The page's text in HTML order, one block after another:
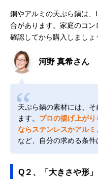
銅やアルミの天ぷら鍋は
合があります。家庭のコン
確認してから購入しましょ
河野 真希さん
天ぷら鍋の素材には、
ます。 プロの揚げ上が
ならステンレスかアル
など、自分の求める条件
Q２、「大きさや形